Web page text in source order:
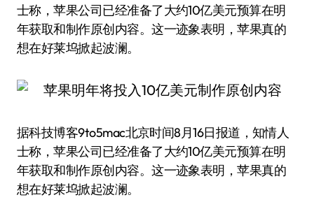
士称，苹果公司已经准备了大约10亿美元预算在明
年获取和制作原创内容。这一迹象表明，苹果真的
想在好莱坞掀起波澜。
据科技博客9to5mac北京时间8月16日报道，知情人
士称，苹果公司已经准备了大约10亿美元预算在明
年获取和制作原创内容。这一迹象表明，苹果真的
想在好莱坞掀起波澜。